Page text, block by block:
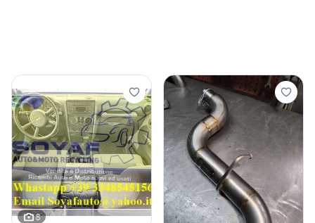
8